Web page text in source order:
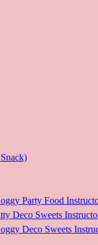
Party Food
Deco Sweets
Deco Sweets